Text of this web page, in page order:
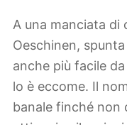
A una manciata di
Oeschinen, spunta
anche più facile
lo è eccome. Il
banale finché non